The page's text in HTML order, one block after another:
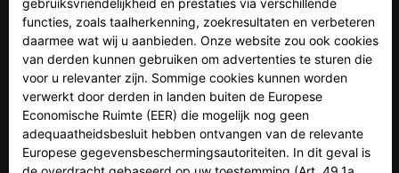
bestandzijntegen sterke wrijving, die de
belangrijkste oorzaak is van slijtage.